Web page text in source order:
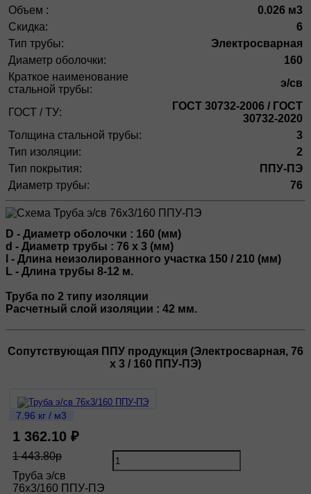
Объем :
0.026 м3
Скидка:
6
Тип трубы:
Электросварная
Диаметр оболочки:
160
Краткое наименование
стальной трубы:
э/св
ГОСТ / ТУ:
ГОСТ 30732-2006 / ГОСТ
30732-2020
Толщина стальной трубы:
3
Тип изоляции:
2
Тип покрытия:
ППУ-ПЭ
Диаметр трубы:
76
D - Диаметр оболочки : 160 (мм)
d - Диаметр трубы : 76 х 3 (мм)
l - Длина неизолированного участка 150 / 210 (мм)
L - Длина трубы 8-12 м.
Труба по 2 типу изоляции
Расчетный слой изоляции : 42 мм.
Сопутствующая ППУ продукция (Электросварная, 76
х 3 / 160 ППУ-ПЭ)
7.96 кг / м3
1 362.10 ₽
1 443.80р
Труба э/св
76х3/160 ППУ-ПЭ